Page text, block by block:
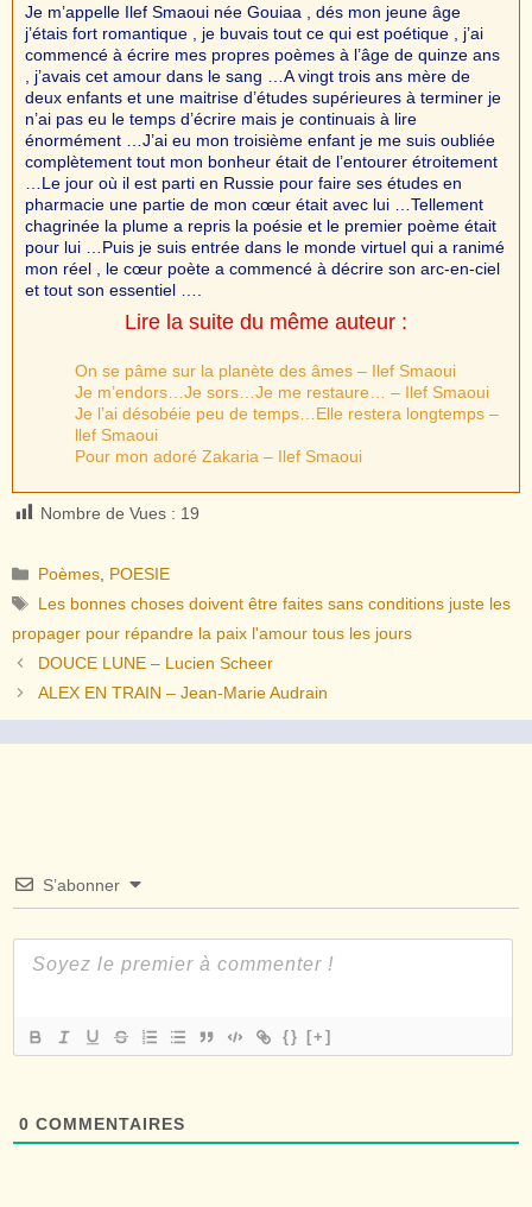
Je m’appelle Ilef Smaoui née Gouiaa , dés mon jeune âge
j’étais fort romantique , je buvais tout ce qui est poétique , j’ai
commencé à écrire mes propres poèmes à l’âge de quinze ans
, j’avais cet amour dans le sang …A vingt trois ans mère de
deux enfants et une maitrise d’études supérieures à terminer je
n’ai pas eu le temps d’écrire mais je continuais à lire
énormément …J’ai eu mon troisième enfant je me suis oubliée
complètement tout mon bonheur était de l’entourer étroitement
…Le jour où il est parti en Russie pour faire ses études en
pharmacie une partie de mon cœur était avec lui …Tellement
chagrinée la plume a repris la poésie et le premier poème était
pour lui …Puis je suis entrée dans le monde virtuel qui a ranimé
mon réel , le cœur poète a commencé à décrire son arc-en-ciel
et tout son essentiel ….
Lire la suite du même auteur :
On se pâme sur la planète des âmes – Ilef Smaoui
Je m’endors…Je sors…Je me restaure… – Ilef Smaoui
Je l’ai désobéie peu de temps…Elle restera longtemps –
llef Smaoui
Pour mon adoré Zakaria – Ilef Smaoui
Nombre de Vues : 19
Catégories
Poèmes POESIE
Étiquettes
Les bonnes choses doivent être faites sans conditions juste les
propager pour répandre la paix l'amour tous les jours
DOUCE LUNE – Lucien Scheer
ALEX EN TRAIN – Jean-Marie Audrain
S’abonner
{} [+]
0 COMMENTAIRES